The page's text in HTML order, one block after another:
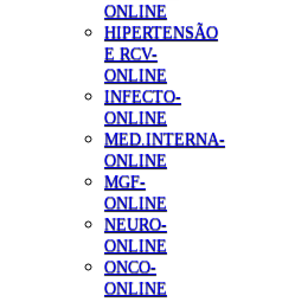
ONLINE
HIPERTENSÃO
E RCV-
ONLINE
INFECTO-
ONLINE
MED.INTERNA-
ONLINE
MGF-
ONLINE
NEURO-
ONLINE
ONCO-
ONLINE